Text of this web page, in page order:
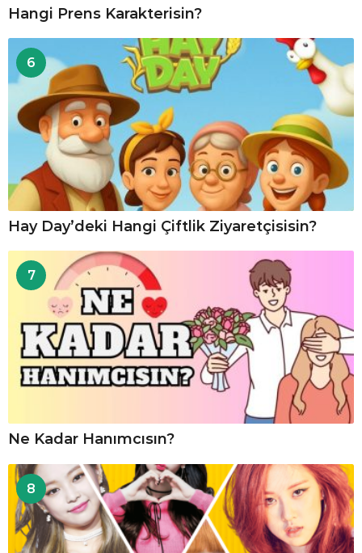
Hangi Prens Karakterisin?
6
Hay Day’deki Hangi Çiftlik Ziyaretçisisin?
7
Ne Kadar Hanımcısın?
8